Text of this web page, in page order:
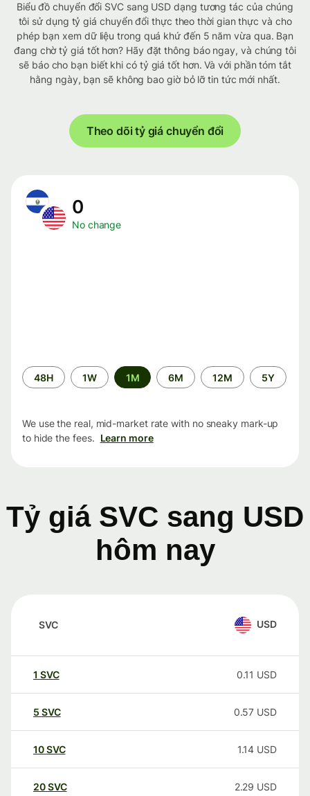
Biểu đồ chuyển đổi SVC sang USD dạng tương tác của chúng
tôi sử dụng tỷ giá chuyển đổi thực theo thời gian thực và cho
phép bạn xem dữ liệu trong quá khứ đến 5 năm vừa qua. Bạn
đang chờ tỷ giá tốt hơn? Hãy đặt thông báo ngay, và chúng tôi
sẽ báo cho bạn biết khi có tỷ giá tốt hơn. Và với phần tóm tắt
hằng ngày, bạn sẽ không bao giờ bỏ lỡ tin tức mới nhất.
Theo dõi tỷ giá chuyển đổi
0
No change
Time
period
48H 1W 1M 6M 12M 5Y
We use the real, mid-market rate with no sneaky mark-up
to hide the fees. Learn more
Tỷ giá SVC sang USD
hôm nay
SVC USD
1 SVC 0.11 USD
5 SVC 0.57 USD
10SVC 1.14 USD
20SVC 2.29 USD